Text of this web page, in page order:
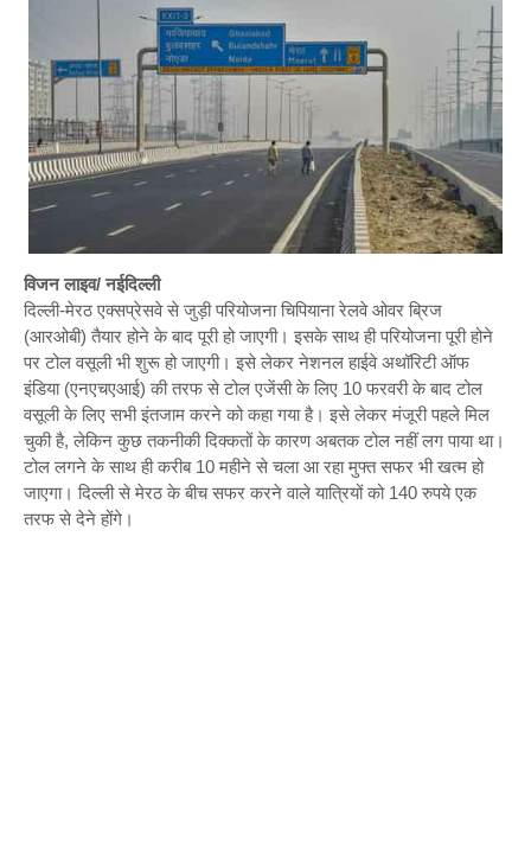
विजन लाइव/ नईदिल्ली
दिल्ली-मेरठ एक्सप्रेसवे से जुड़ी परियोजना चिपियाना रेलवे ओवर ब्रिज
(आरओबी) तैयार होने के बाद पूरी हो जाएगी। इसके साथ ही परियोजना पूरी होने
पर टोल वसूली भी शुरू हो जाएगी। इसे लेकर नेशनल हाईवे अथॉरिटी ऑफ
इंडिया (एनएचएआई) की तरफ से टोल एजेंसी के लिए 10 फरवरी के बाद टोल
वसूली के लिए सभी इंतजाम करने को कहा गया है। इसे लेकर मंजूरी पहले मिल
चुकी है, लेकिन कुछ तकनीकी दिक्कतों के कारण अबतक टोल नहीं लग पाया था।
टोल लगने के साथ ही करीब 10 महीने से चला आ रहा मुफ्त सफर भी खत्म हो
जाएगा। दिल्ली से मेरठ के बीच सफर करने वाले यात्रियों को 140 रुपये एक
तरफ से देने होंगे।